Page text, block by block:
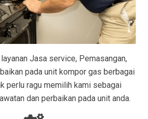
Jasa service, Pemasangan,
pada unit kompor gas berbagai
perlu ragu memilih kami sebagai
dan perbaikan pada unit anda.